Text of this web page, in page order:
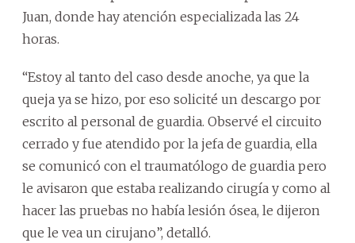
Juan, donde hay atención especializada las 24
horas.
“Estoy al tanto del caso desde anoche, ya que la
queja ya se hizo, por eso solicité un descargo por
escrito al personal de guardia. Observé el circuito
cerrado y fue atendido por la jefa de guardia, ella
se comunicó con el traumatólogo de guardia pero
le avisaron que estaba realizando cirugía y como al
hacer las pruebas no había lesión ósea, le dijeron
que le vea un cirujano”, detalló.